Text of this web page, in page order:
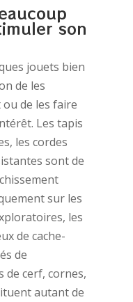
son
jouets bien
de les
de les faire
Les tapis
les cordes
sont de
sur les
les
de cache-
de
de cerf, cornes,
autant de